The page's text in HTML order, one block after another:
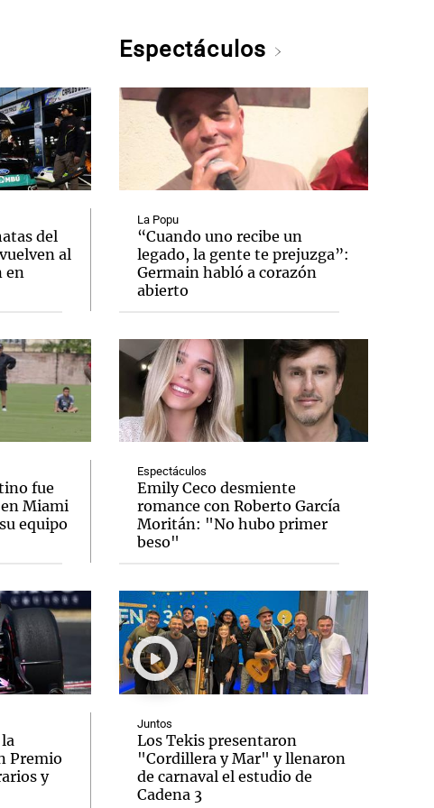
del
al
en
fue
Miami
equipo
Premio
y
Espectáculos
La Popu
“Cuando uno recibe un
legado, la gente te prejuzga”:
Germain habló a corazón
abierto
Espectáculos
Emily Ceco desmiente
romance con Roberto García
Moritán: "No hubo primer
beso"
Juntos
Los Tekis presentaron
"Cordillera y Mar" y llenaron
de carnaval el estudio de
Cadena 3
Notas
3 en Groenlandia
Notas